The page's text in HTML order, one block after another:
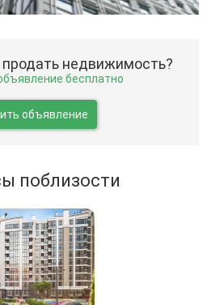
недвижимость?
бесплатно
объявление
поблизости